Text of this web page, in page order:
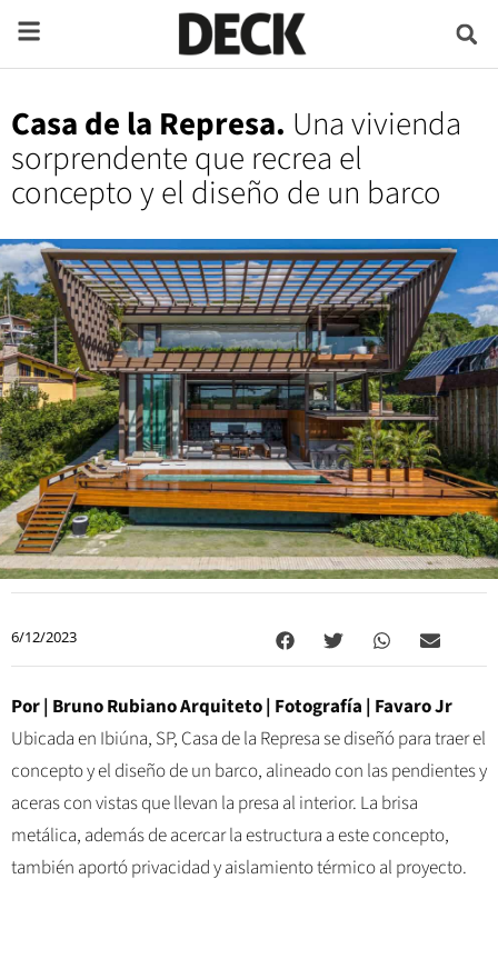
Casa de la Represa. Una vivienda
sorprendente que recrea el
concepto y el diseño de un barco
6/12/2023
Por | Bruno Rubiano Arquiteto| Fotografía | Favaro Jr
Ubicada en Ibiúna, SP, Casa de la Represa se diseñó para traer el
concepto y el diseño de un barco, alineado con las pendientes y
aceras con vistas que llevan la presa al interior. La brisa
metálica, además de acercar la estructura a este concepto,
también aportó privacidad y aislamiento térmico al proyecto.